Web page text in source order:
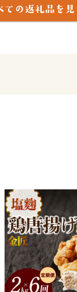
世界の記憶に登録さ
」など、